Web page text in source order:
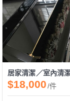
$18,000/件